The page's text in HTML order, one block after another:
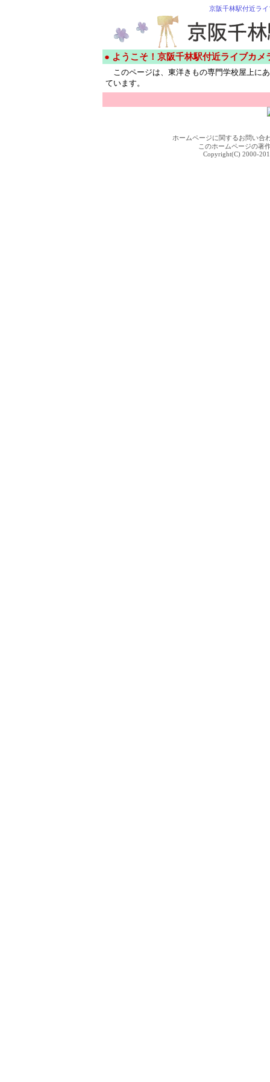
京阪千林駅付近ラ
● ようこそ！京阪千林駅付近ライブカメ
このページは、東洋きもの専門学校屋上に
ています。
ホームページに関するお問い合
このホームページの著
Copyright(C) 2000-